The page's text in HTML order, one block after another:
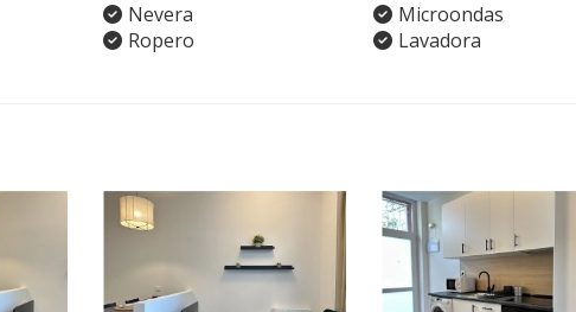
Nevera
Microondas
Ropero
Lavadora